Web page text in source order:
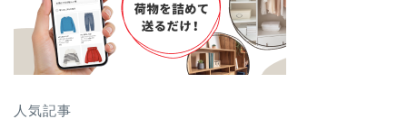
人気記事